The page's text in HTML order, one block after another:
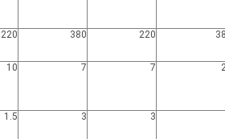
220 380 220
10 7 7
1.5 3 3